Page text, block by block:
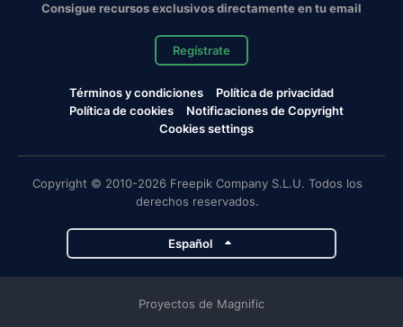
Consigue recursos exclusivos directamente en tu email
Regístrate
Términos y condiciones
Política de privacidad
Política de cookies
Notificaciones de Copyright
Cookies settings
Copyright © 2010-2026 Freepik Company S.L.U. Todos los
derechos reservados.
Español
Proyectos de Magnific